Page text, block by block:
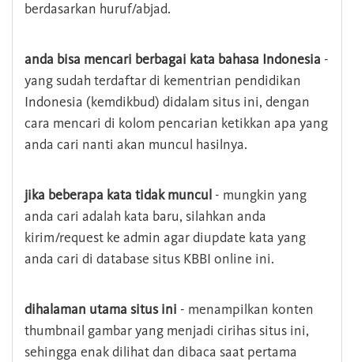
berdasarkan huruf/abjad.
anda bisa mencari berbagai kata bahasa Indonesia -
yang sudah terdaftar di kementrian pendidikan
Indonesia (kemdikbud) didalam situs ini, dengan
cara mencari di kolom pencarian ketikkan apa yang
anda cari nanti akan muncul hasilnya.
jika beberapa kata tidak muncul - mungkin yang
anda cari adalah kata baru, silahkan anda
kirim/request ke admin agar diupdate kata yang
anda cari di database situs KBBI online ini.
dihalaman utama situs ini - menampilkan konten
thumbnail gambar yang menjadi cirihas situs ini,
sehingga enak dilihat dan dibaca saat pertama